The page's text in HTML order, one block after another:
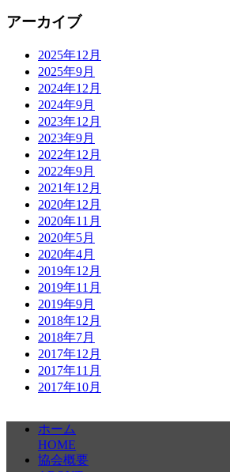
アーカイブ
2025年12月
2025年9月
2024年12月
2024年9月
2023年12月
2023年9月
2022年12月
2022年9月
2021年12月
2020年12月
2020年11月
2020年5月
2020年4月
2019年12月
2019年11月
2019年9月
2018年12月
2018年7月
2017年12月
2017年11月
2017年10月
ホーム
HOME
協会概要